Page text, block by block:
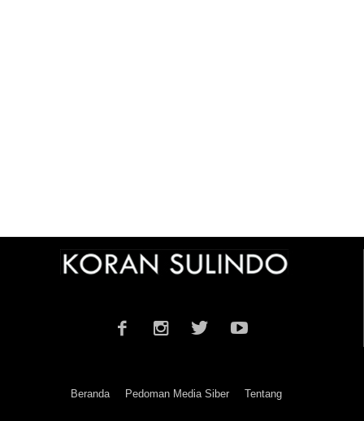
Beranda Pedoman Media Siber Tentang